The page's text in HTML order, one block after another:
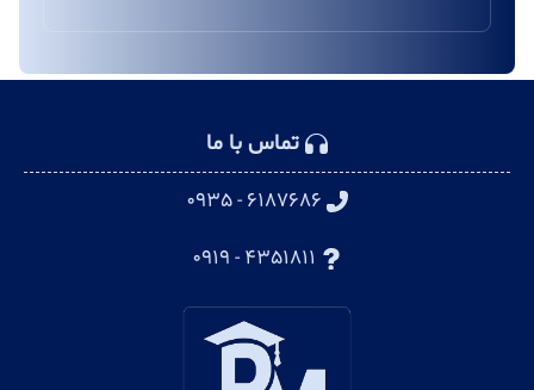
تماس با ما
۶۱۸۷۶۸۶ - ۰۹۳۵